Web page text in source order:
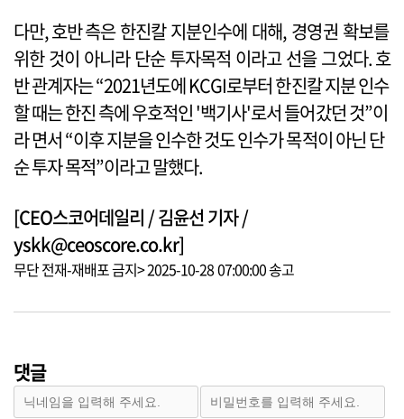
다만, 호반 측은 한진칼 지분인수에 대해, 경영권 확보를
위한 것이 아니라 단순 투자목적 이라고 선을 그었다. 호
반 관계자는 “2021년도에 KCGI로부터 한진칼 지분 인수
할 때는 한진 측에 우호적인 '백기사'로서 들어갔던 것”이
라 면서 “이후 지분을 인수한 것도 인수가 목적이 아닌 단
순 투자 목적”이라고 말했다.
[CEO스코어데일리 / 김윤선 기자 /
yskk@ceoscore.co.kr]
무단 전재-재배포 금지> 2025-10-28 07:00:00 송고
댓글